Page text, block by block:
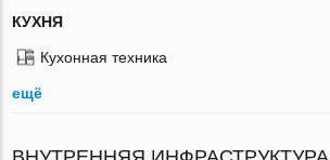
КУХНЯ
Кухонная техника
ещё